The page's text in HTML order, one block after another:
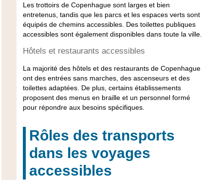
Les trottoirs de Copenhague sont larges et bien
entretenus, tandis que les parcs et les espaces verts sont
équipés de chemins accessibles. Des toilettes publiques
accessibles sont également disponibles dans toute la ville.
Hôtels et restaurants accessibles
La majorité des hôtels et des restaurants de Copenhague
ont des entrées sans marches, des ascenseurs et des
toilettes adaptées. De plus, certains établissements
proposent des menus en braille et un personnel formé
pour répondre aux besoins spécifiques.
Rôles des transports
dans les voyages
accessibles